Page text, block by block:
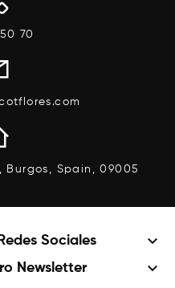
70
Burgos, Spain, 09005
Sociales keyboard_arrow_down
Newsletter keyboard_arrow_down